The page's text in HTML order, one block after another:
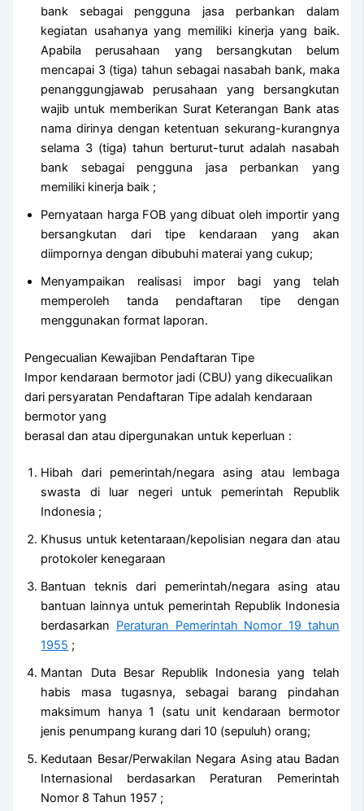
bank sebagai pengguna jasa perbankan dalam
kegiatan usahanya yang memiliki kinerja yang baik.
Apabila perusahaan yang bersangkutan belum
mencapai 3 (tiga) tahun sebagai nasabah bank, maka
penanggungjawab perusahaan yang bersangkutan
wajib untuk memberikan Surat Keterangan Bank atas
nama dirinya dengan ketentuan sekurang-kurangnya
selama 3 (tiga) tahun berturut-turut adalah nasabah
bank sebagai pengguna jasa perbankan yang
memiliki kinerja baik ;
Pernyataan harga FOB yang dibuat oleh importir yang
bersangkutan dari tipe kendaraan yang akan
diimpornya dengan dibubuhi materai yang cukup;
Menyampaikan realisasi impor bagi yang telah
memperoleh tanda pendaftaran tipe dengan
menggunakan format laporan.
Pengecualian Kewajiban Pendaftaran Tipe
Impor kendaraan bermotor jadi (CBU) yang dikecualikan
dari persyaratan Pendaftaran Tipe adalah kendaraan
bermotor yang
berasal dan atau dipergunakan untuk keperluan :
Hibah dari pemerintah/negara asing atau lembaga
swasta di luar negeri untuk pemerintah Republik
Indonesia ;
Khusus untuk ketentaraan/kepolisian negara dan atau
protokoler kenegaraan
Bantuan teknis dari pemerintah/negara asing atau
bantuan lainnya untuk pemerintah Republik Indonesia
berdasarkan Peraturan Pemerintah Nomor 19 tahun
1955 ;
Mantan Duta Besar Republik Indonesia yang telah
habis masa tugasnya, sebagai barang pindahan
maksimum hanya 1 (satu unit kendaraan bermotor
jenis penumpang kurang dari 10 (sepuluh) orang;
Kedutaan Besar/Perwakilan Negara Asing atau Badan
Internasional berdasarkan Peraturan Pemerintah
Nomor 8 Tahun 1957 ;